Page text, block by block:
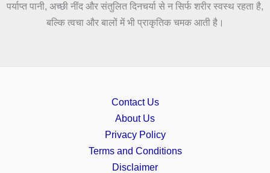
पर्याप्त पानी, अच्छी नींद और संतुलित दिनचर्या से न सिर्फ शरीर स्वस्थ रहता है,
बल्कि त्वचा और बालों में भी प्राकृतिक चमक आती है।
Contact Us
About Us
Privacy Policy
Terms and Conditions
Disclaimer